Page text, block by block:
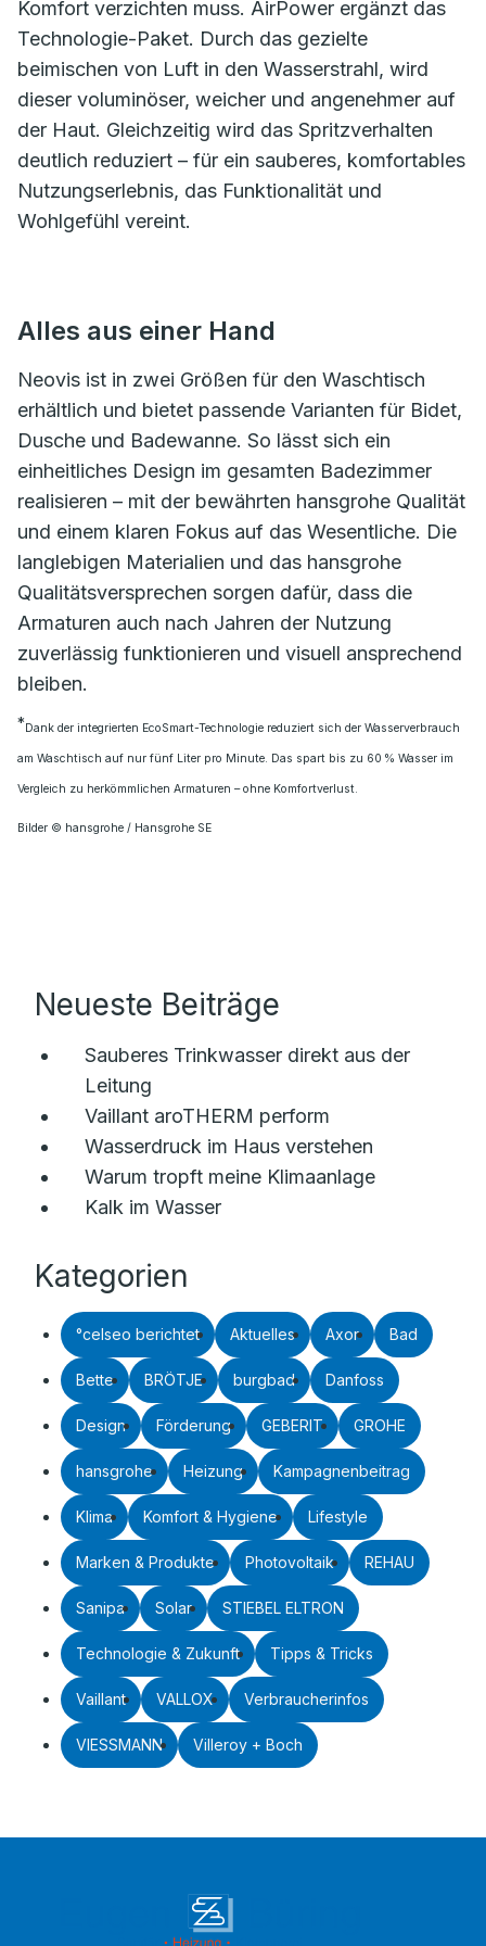
Komfort verzichten muss. AirPower ergänzt das
Technologie-Paket. Durch das gezielte
beimischen von Luft in den Wasserstrahl, wird
dieser voluminöser, weicher und angenehmer auf
der Haut. Gleichzeitig wird das Spritzverhalten
deutlich reduziert – für ein sauberes, komfortables
Nutzungserlebnis, das Funktionalität und
Wohlgefühl vereint.
Alles aus einer Hand
Neovis ist in zwei Größen für den Waschtisch
erhältlich und bietet passende Varianten für Bidet,
Dusche und Badewanne. So lässt sich ein
einheitliches Design im gesamten Badezimmer
realisieren – mit der bewährten hansgrohe Qualität
und einem klaren Fokus auf das Wesentliche. Die
langlebigen Materialien und das hansgrohe
Qualitätsversprechen sorgen dafür, dass die
Armaturen auch nach Jahren der Nutzung
zuverlässig funktionieren und visuell ansprechend
bleiben.
*Dank der integrierten EcoSmart-Technologie reduziert sich der Wasserverbrauch
am Waschtisch auf nur fünf Liter pro Minute. Das spart bis zu 60 % Wasser im
Vergleich zu herkömmlichen Armaturen – ohne Komfortverlust.
Bilder © hansgrohe / Hansgrohe SE
Neueste Beiträge
Sauberes Trinkwasser direkt aus der
Leitung
Vaillant aroTHERM perform
Wasserdruck im Haus verstehen
Warum tropft meine Klimaanlage
Kalk im Wasser
Kategorien
°celseo berichtet Aktuelles Axor Bad
Bette BRÖTJE burgbad Danfoss
Design Förderung GEBERIT GROHE
hansgrohe Heizung Kampagnenbeitrag
Klima Komfort & Hygiene Lifestyle
Marken & Produkte Photovoltaik REHAU
Sanipa Solar STIEBEL ELTRON
Technologie & Zukunft Tipps & Tricks
Vaillant VALLOX Verbraucherinfos
VIESSMANN Villeroy + Boch